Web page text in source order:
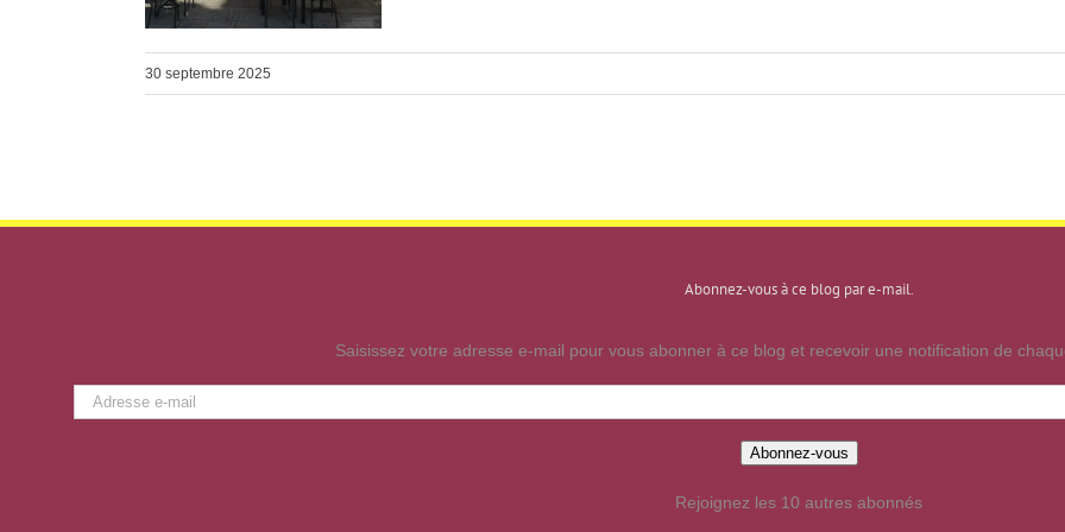
30 septembre 2025
Abonnez-vous à ce blog par e-mail.
Saisissez votre adresse e-mail pour vous abonner à ce blog et recevoir une notification de
Adresse
Abonnez-vous
Rejoignez les 10 autres abonnés